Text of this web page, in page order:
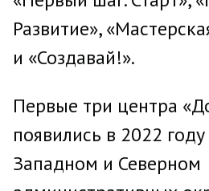
Развитие»,
и «Создавай!».
Первые три центра
появились в 2022
Западном и Северном